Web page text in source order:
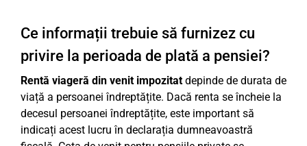
Ce informații trebuie să furnizez cu
privire la perioada de plată a pensiei?
Rentă viageră din venit impozitatdepinde de durata de
viață a persoanei îndreptățite. Dacă renta se încheie la
decesul persoanei îndreptățite, este important să
indicați acest lucru în declarația dumneavoastră